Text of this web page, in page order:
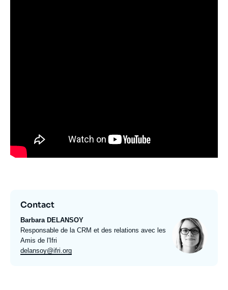
Contact
Barbara DELANSOY
Intitulé
du
poste
Responsable de la CRM et des relations avec les
Amis de l'Ifri
Email
delansoy@ifri.org
Photo